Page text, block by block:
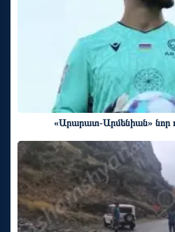
«Արարատ-Արմենիան»